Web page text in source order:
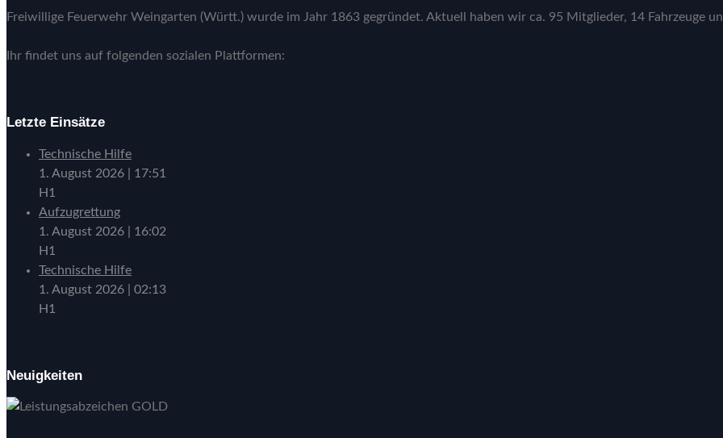
Freiwillige Feuerwehr Weingarten (Württ.) wurde im Jahr 1863 gegründet. Aktuell haben wir ca. 95 Mitglieder, 14 Fahrzeuge
Ihr findet uns auf folgenden sozialen Plattformen:
Letzte Einsätze
Technische Hilfe
1. August 2026
17:51
H1
Aufzugrettung
1. August 2026
16:02
H1
Technische Hilfe
1. August 2026
02:13
H1
Neuigkeiten